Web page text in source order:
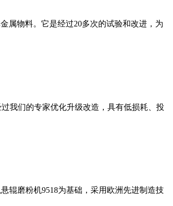
属物料。它是经过20多次的试验和改进，为
我们的专家优化升级改造，具有低损耗、投
辊磨粉机9518为基础，采用欧洲先进制造技